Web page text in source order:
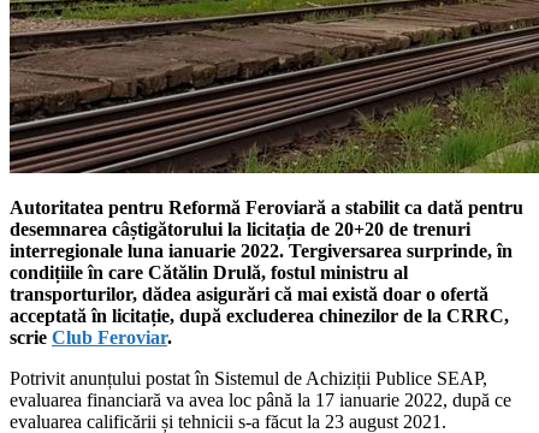
Autoritatea pentru Reformă Feroviară a stabilit ca dată pentru
desemnarea câștigătorului la licitația de 20+20 de trenuri
interregionale luna ianuarie 2022. Tergiversarea surprinde, în
condițiile în care Cătălin Drulă, fostul ministru al
transporturilor, dădea asigurări că mai există doar o ofertă
acceptată în licitație, după excluderea chinezilor de la CRRC,
scrie Club Feroviar.
Potrivit anunțului postat în Sistemul de Achiziții Publice SEAP,
evaluarea financiară va avea loc până la 17 ianuarie 2022, după ce
evaluarea calificării și tehnicii s-a făcut la 23 august 2021.